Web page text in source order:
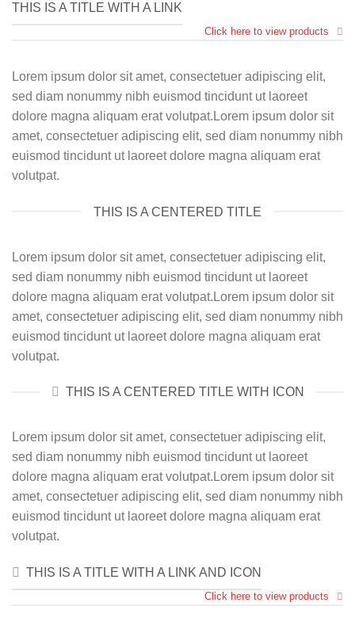
THIS IS A TITLE WITH A LINK
Click here to view products
Lorem ipsum dolor sit amet, consectetuer adipiscing elit,
sed diam nonummy nibh euismod tincidunt ut laoreet
dolore magna aliquam erat volutpat.Lorem ipsum dolor sit
amet, consectetuer adipiscing elit, sed diam nonummy nibh
euismod tincidunt ut laoreet dolore magna aliquam erat
volutpat.
THIS IS A CENTERED TITLE
Lorem ipsum dolor sit amet, consectetuer adipiscing elit,
sed diam nonummy nibh euismod tincidunt ut laoreet
dolore magna aliquam erat volutpat.Lorem ipsum dolor sit
amet, consectetuer adipiscing elit, sed diam nonummy nibh
euismod tincidunt ut laoreet dolore magna aliquam erat
volutpat.
THIS IS A CENTERED TITLE WITH ICON
Lorem ipsum dolor sit amet, consectetuer adipiscing elit,
sed diam nonummy nibh euismod tincidunt ut laoreet
dolore magna aliquam erat volutpat.Lorem ipsum dolor sit
amet, consectetuer adipiscing elit, sed diam nonummy nibh
euismod tincidunt ut laoreet dolore magna aliquam erat
volutpat.
THIS IS A TITLE WITH A LINK AND ICON
Click here to view products